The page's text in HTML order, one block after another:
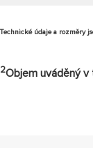
Technické údaje a rozměry
2Objem uváděný